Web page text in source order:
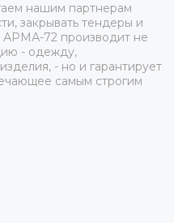
нашим партнерам
закрывать тендеры и
АРМА-72 производит не
- одежду,
- но и гарантирует
самым строгим